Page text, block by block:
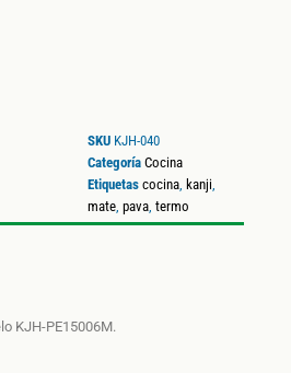
SKU KJH-040
Categoría Cocina
Etiquetas cocina, kanji
mate, pava, termo
KJH-PE15006M.